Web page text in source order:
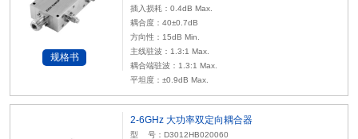
规格书
插入损耗：0.4dB Max.
耦合度：40±0.7dB
方向性：15dB Min.
主线驻波：1.3:1 Max.
耦合端驻波：1.3:1 Max.
平坦度：±0.9dB Max.
2-6GHz 大功率双定向耦合器
型 号：D3012HB020060